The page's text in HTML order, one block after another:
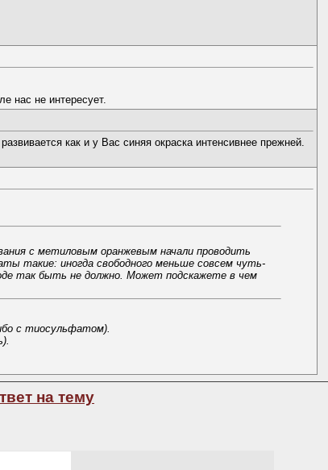
нас не интересует.
как и у Вас синяя окраска интенсивнее прежней.
с метиловым оранжевым начали проводить
такие: иногда свободного меньше совсем чуть-
так быть не должно. Может подскажете в чем
с тиосульфатом).
на тему